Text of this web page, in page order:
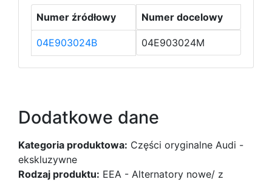
Numer źródłowy Numer docelowy
04E903024B 04E903024M
Dodatkowe dane
Kategoria produktowa: Części oryginalne Audi -
ekskluzywne
Rodzaj produktu: EEA - Alternatory nowe/ z